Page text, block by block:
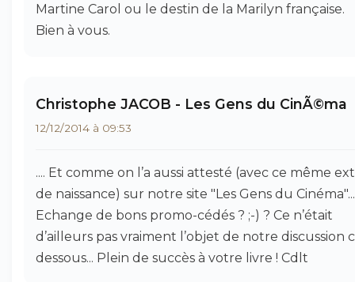
Martine Carol ou le destin de la Marilyn française.
Bien à vous.
Christophe JACOB - Les Gens du CinÃ©ma
12/12/2014 à 09:53
.... Et comme on l’a aussi attesté (avec ce même
de naissance) sur notre site "Les Gens du Cinéma"...
Echange de bons promo-cédés ? ;-) ? Ce n’était
d’ailleurs pas vraiment l’objet de notre discussion
dessous... Plein de succès à votre livre ! Cdlt